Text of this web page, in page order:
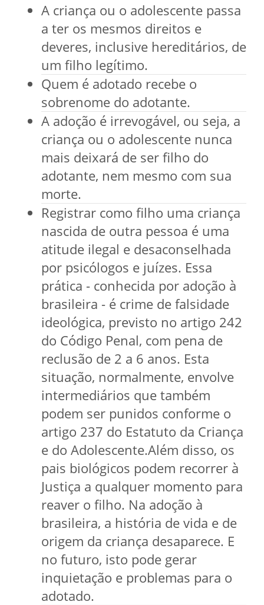
A criança ou o adolescente passa
a ter os mesmos direitos e
deveres, inclusive hereditários, de
um filho legítimo.
Quem é adotado recebe o
sobrenome do adotante.
A adoção é irrevogável, ou seja, a
criança ou o adolescente nunca
mais deixará de ser filho do
adotante, nem mesmo com sua
morte.
Registrar como filho uma criança
nascida de outra pessoa é uma
atitude ilegal e desaconselhada
por psicólogos e juízes. Essa
prática - conhecida por adoção à
brasileira - é crime de falsidade
ideológica, previsto no artigo 242
do Código Penal, com pena de
reclusão de 2 a 6 anos. Esta
situação, normalmente, envolve
intermediários que também
podem ser punidos conforme o
artigo 237 do Estatuto da Criança
e do Adolescente.Além disso, os
pais biológicos podem recorrer à
Justiça a qualquer momento para
reaver o filho. Na adoção à
brasileira, a história de vida e de
origem da criança desaparece. E
no futuro, isto pode gerar
inquietação e problemas para o
adotado.